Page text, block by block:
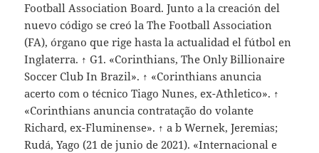
Football Association Board. Junto a la creación del
nuevo código se creó la The Football Association
(FA), órgano que rige hasta la actualidad el fútbol en
Inglaterra. ↑ G1. «Corinthians, The Only Billionaire
Soccer Club In Brazil». ↑ «Corinthians anuncia
acerto com o técnico Tiago Nunes, ex-Athletico». ↑
«Corinthians anuncia contratação do volante
Richard, ex-Fluminense». ↑ a b Wernek, Jeremias;
Rudá, Yago (21 de junio de 2021). «Internacional e